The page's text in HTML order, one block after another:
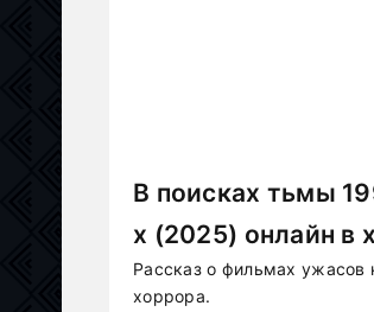
В поисках тьмы
х (2025) онлайн в
Рассказ о фильмах ужасов
хоррора.